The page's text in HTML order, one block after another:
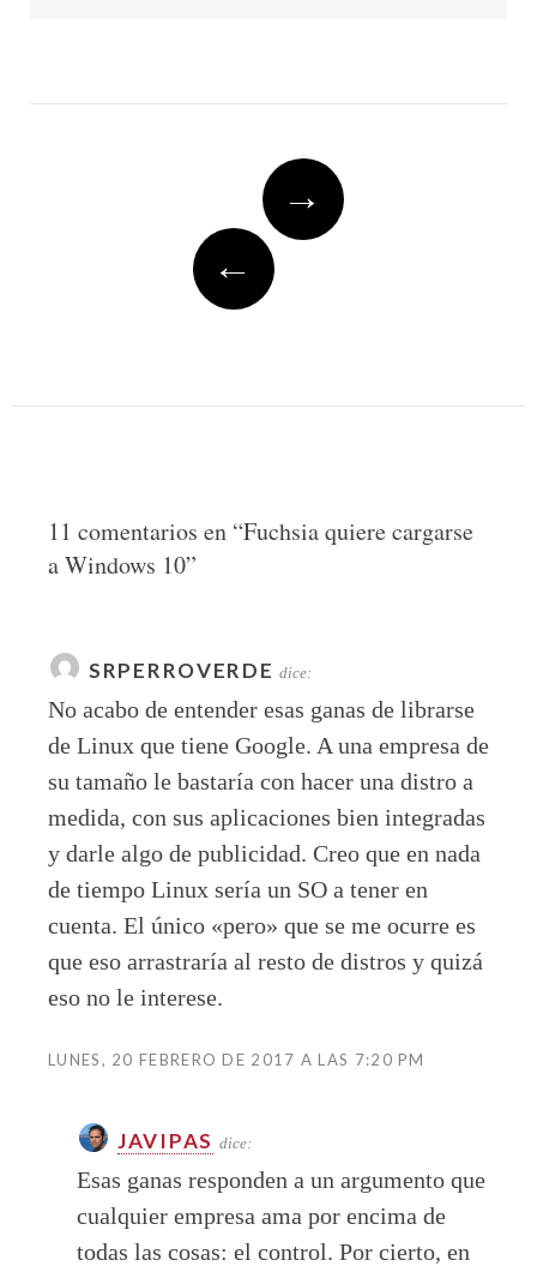
→
←
11 comentarios en “Fuchsia quiere cargarse
a Windows 10”
SRPERROVERDE dice:
No acabo de entender esas ganas de librarse
de Linux que tiene Google. A una empresa de
su tamaño le bastaría con hacer una distro a
medida, con sus aplicaciones bien integradas
y darle algo de publicidad. Creo que en nada
de tiempo Linux sería un SO a tener en
cuenta. El único «pero» que se me ocurre es
que eso arrastraría al resto de distros y quizá
eso no le interese.
LUNES, 20 FEBRERO DE 2017 A LAS 7:20 PM
JAVIPAS dice:
Esas ganas responden a un argumento que
cualquier empresa ama por encima de
todas las cosas: el control. Por cierto, en